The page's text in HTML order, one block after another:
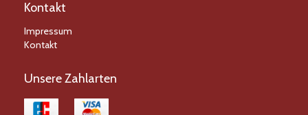
Kontakt
Impressum
Kontakt
Unsere Zahlarten